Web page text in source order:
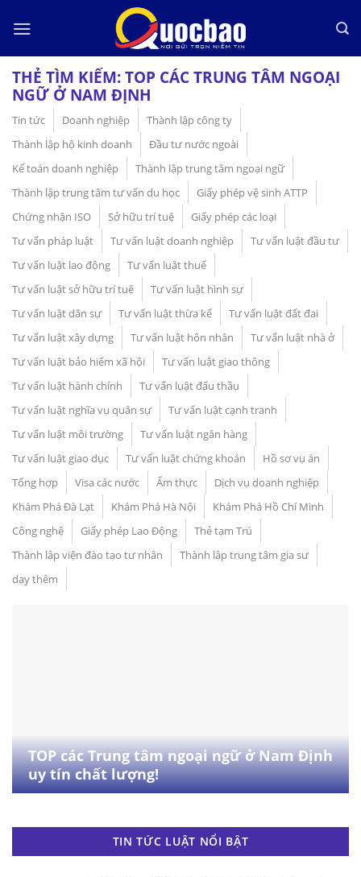
THẺ TÌM KIẾM:TOP CÁC TRUNG TÂM NGOẠI
NGỮ Ở NAM ĐỊNH
Tin tức Doanh nghiệp
Thành lập công ty
Thành lập hộ kinh doanh
Đầu tư nước ngoài
Kế toán doanh nghiệp
Thành lập trung tâm ngoại ngữ
Thành lập trung tâm tư vấn du học
Giấy phép vệ sinh ATTP
Chứng nhận ISO
Sở hữu trí tuệ
Giấy phép các loại
Tư vấn pháp luật
Tư vấn luật doanh nghiệp
Tư vấn luật đầu tư
Tư vấn luật lao động
Tư vấn luật thuế
Tư vấn luật sở hữu trí tuệ
Tư vấn luật hình sự
Tư vấn luật dân sự
Tư vấn luật thừa kế
Tư vấn luật đất đai
Tư vấn luật xây dựng
Tư vấn luật hôn nhân
Tư vấn luật nhà ở
Tư vấn luật bảo hiểm xã hội
Tư vấn luật giao thông
Tư vấn luật hành chính
Tư vấn luật đấu thầu
Tư vấn luật nghĩa vụ quân sự
Tư vấn luật cạnh tranh
Tư vấn luật môi trường
Tư vấn luật ngân hàng
Tư vấn luật giao dục
Tư vấn luật chứng khoán
Hồ sơ vụ án
Tổng hợp
Visa các nước Ẩm thực
Dịch vụ doanh nghiệp
Khám Phá Đà Lạt
Khám Phá Hà Nội
Khám Phá Hồ Chí Minh
Công nghệ
Giấy phép Lao Động
Thẻ tạm Trú
Thành lập viện đào tạo tư nhân
Thành lập trung tâm gia sư
dạy thêm
TOP các Trung tâm ngoại ngữ ở Nam Định
uy tín chất lượng!
TIN TỨC LUẬT NỔI BẬT